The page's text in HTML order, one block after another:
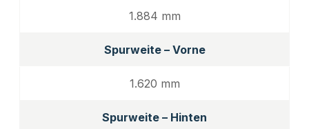
1.884 mm
Spurweite – Vorne
1.620 mm
Spurweite – Hinten